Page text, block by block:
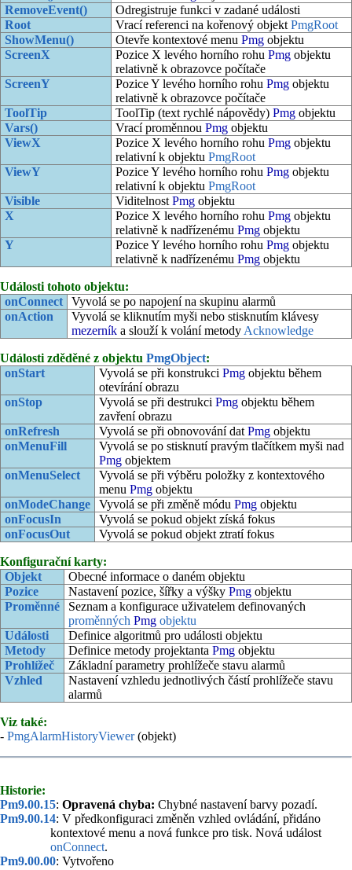
RemoveEvent()
Odregistruje funkci v zadané události
Root
Vrací referenci na kořenový objekt PmgRoot
ShowMenu()
Otevře kontextové menu Pmgobjektu
ScreenX
Pozice X levého horního rohu Pmgobjektu
relativně k obrazovce počítače
ScreenY
Pozice Y levého horního rohu Pmgobjektu
relativně k obrazovce počítače
ToolTip
ToolTip (text rychlé nápovědy) Pmgobjektu
Vars()
Vrací proměnnou Pmgobjektu
ViewX
Pozice X levého horního rohu Pmgobjektu
relativní k objektu PmgRoot
ViewY
Pozice Y levého horního rohu Pmgobjektu
relativní k objektu PmgRoot
Visible
Viditelnost Pmgobjektu
X
Pozice X levého horního rohu Pmgobjektu
relativně k nadřízenému Pmgobjektu
Y
Pozice Y levého horního rohu Pmgobjektu
relativně k nadřízenému Pmgobjektu
Události tohoto objektu:
onConnect
Vyvolá se po napojení na skupinu alarmů
onAction
Vyvolá se kliknutím myši nebo stisknutím klávesy
mezerníka slouží k volání metody Acknowledge
Události zděděné z objektu PmgObject:
onStart
Vyvolá se při konstrukci Pmgobjektu během
otevírání obrazu
onStop
Vyvolá se při destrukci Pmgobjektu během
zavření obrazu
onRefresh
Vyvolá se při obnovování dat Pmgobjektu
onMenuFill
Vyvolá se po stisknutí pravým tlačítkem myši nad
Pmgobjektem
onMenuSelect
Vyvolá se při výběru položky z kontextového
menu Pmgobjektu
onModeChange
Vyvolá se při změně módu Pmgobjektu
onFocusIn
Vyvolá se pokud objekt získá fokus
onFocusOut
Vyvolá se pokud objekt ztratí fokus
Konfigurační karty:
Objekt
Obecné informace o daném objektu
Pozice
Nastavení pozice, šířky a výšky Pmgobjektu
Proměnné
Seznam a konfigurace uživatelem definovaných
proměnných Pmgobjektu
Události
Definice algoritmů pro události objektu
Metody
Definice metody projektanta Pmgobjektu
Prohlížeč
Základní parametry prohlížeče stavu alarmů
Vzhled
Nastavení vzhledu jednotlivých částí prohlížeče stavu
alarmů
Viz také:
- PmgAlarmHistoryViewer(objekt)
Historie:
Pm9.00.15: Opravená chyba: Chybné nastavení barvy pozadí.
Pm9.00.14: V předkonfiguraci změněn vzhled ovládání, přidáno
kontextové menu a nová funkce pro tisk. Nová událost
onConnect.
Pm9.00.00: Vytvořeno